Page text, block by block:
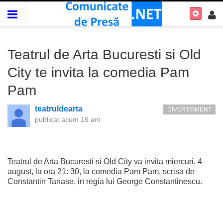
Teatrul de Arta Bucuresti si Old
City te invita la comedia Pam
Pam
teatruldearta
publicat acum 16 ani
DIVERTISMENT
Teatrul de Arta Bucuresti si Old City va invita miercuri, 4
august, la ora 21: 30, la comedia Pam Pam, scrisa de
Constantin Tanase, in regia lui George Constantinescu.